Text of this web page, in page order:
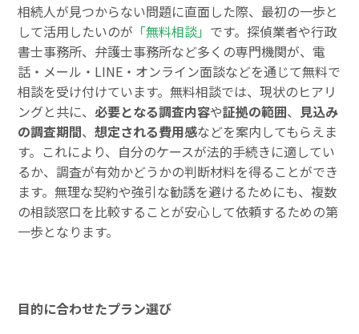
相続人が見つからない問題に直面した際、最初の一歩と
して活用したいのが 「無料相談」 です。探偵業者や行政
書士事務所、弁護士事務所など多くの専門機関が、電
話・メール・LINE・オンライン面談などを通じて無料で
相談を受け付けています。無料相談では、現状のヒアリ
ングと共に、 必要となる調査内容や証拠の範囲、 見込み
の調査期間、想定される費用感などを案内してもらえま
す。これにより、自分のケースが法的手続きに適してい
るか、調査が有効かどうかの判断材料を得ることができ
ます。無理な契約や強引な勧誘を避けるためにも、複数
の相談窓口を比較することが安心して依頼するための第
一歩となります。
目的に合わせたプラン選び